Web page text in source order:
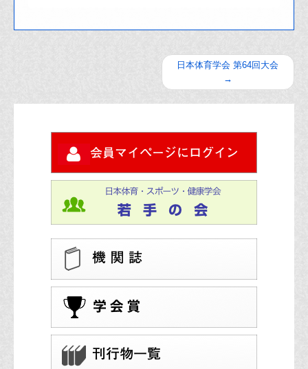
日本体育学会 第64回大会
→